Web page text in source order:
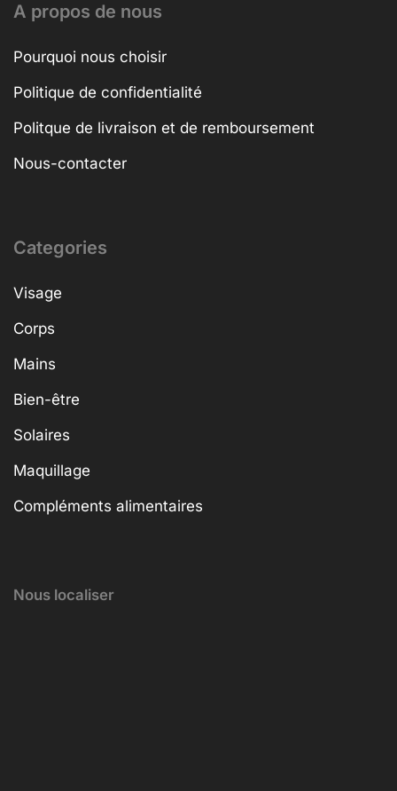
A propos de nous
Pourquoi nous choisir
Politique de confidentialité
Politque de livraison et de remboursement
Nous-contacter
Categories
Visage
Corps
Mains
Bien-être
Solaires
Maquillage
Compléments alimentaires
Nous localiser